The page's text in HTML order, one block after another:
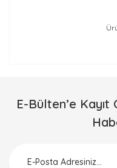
E-Bülten’e